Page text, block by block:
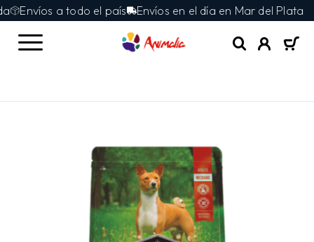
Envíos a todo el país Envíos en el día en Mar del Plata